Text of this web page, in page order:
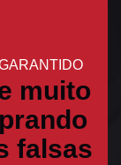
muito
falsas